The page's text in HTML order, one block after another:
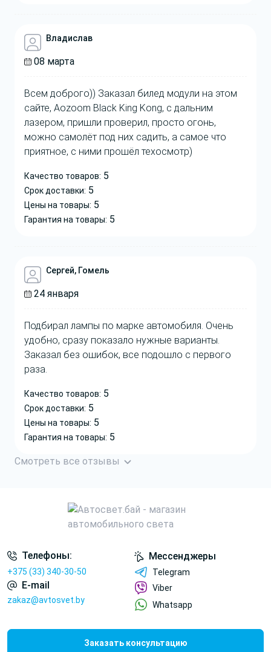
Владислав
08 марта
Всем доброго)) Заказал билед модули на этом
сайте, Aozoom Black King Kong, с дальним
лазером, пришли проверил, просто огонь,
можно самолёт под них садить, а самое что
приятное, с ними прошёл техосмотр)
Качество товаров: 5
Срок доставки: 5
Цены на товары: 5
Гарантия на товары: 5
Сергей, Гомель
24 января
Подбирал лампы по марке автомобиля. Очень
удобно, сразу показало нужные варианты.
Заказал без ошибок, все подошло с первого
раза.
Качество товаров: 5
Срок доставки: 5
Цены на товары: 5
Гарантия на товары: 5
Смотреть все отзывы
Телефоны:
+375 (33) 340-30-50
E-mail
zakaz@avtosvet.by
Мессенджеры
Telegram
Viber
Whatsapp
Заказать консультацию